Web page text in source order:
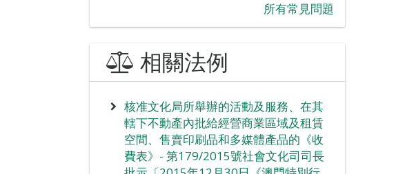
所有常見問題
相關法例
核准文化局所舉辦的活動及服務、在其
轄下不動產內批給經營商業區域及租賃
空間、售賣印刷品和多媒體產品的《收
費表》- 第179/2015號社會文化司司長